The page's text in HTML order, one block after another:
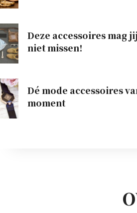
Deze accessoires mag
niet missen!
Dé mode accessoires
moment